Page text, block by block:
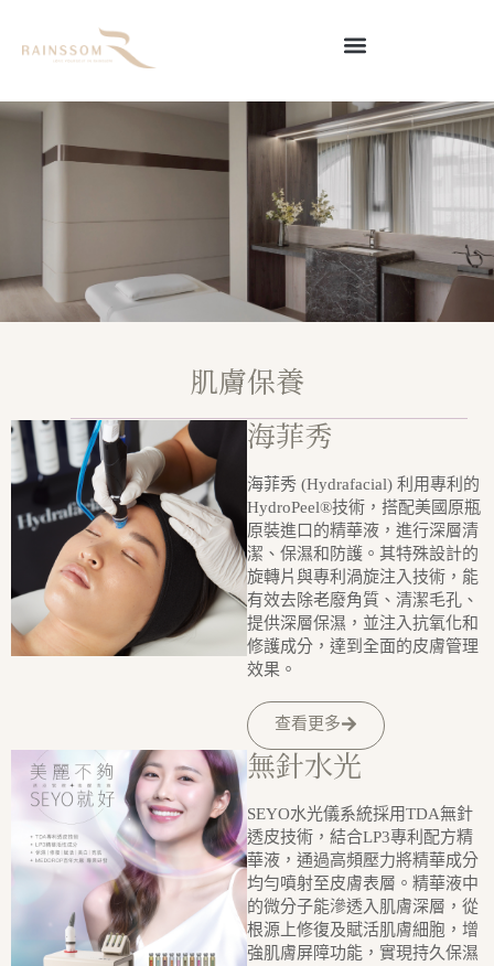
肌膚保養
海菲秀
海菲秀 (Hydrafacial) 利用專利的
HydroPeel®技術，搭配美國原瓶
原裝進口的精華液，進行深層清
潔、保濕和防護。其特殊設計的
旋轉片與專利渦旋注入技術，能
有效去除老廢角質、清潔毛孔、
提供深層保濕，並注入抗氧化和
修護成分，達到全面的皮膚管理
效果。
查看更多
無針水光
SEYO水光儀系統採用TDA無針
透皮技術，結合LP3專利配方精
華液，通過高頻壓力將精華成分
均勻噴射至皮膚表層。精華液中
的微分子能滲透入肌膚深層，從
根源上修復及賦活肌膚細胞，增
強肌膚屏障功能，實現持久保濕